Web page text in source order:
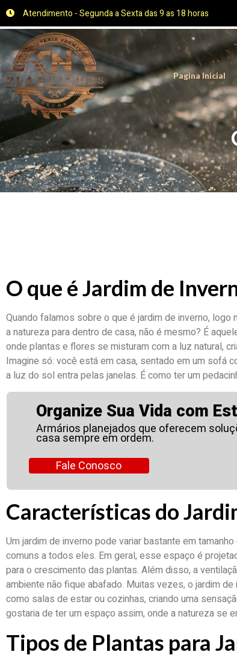
Atendimento - Segunda a Sexta das 9 as 18 horas
Pagina Inicial
O que é Jardim de
Quando falamos sobre o que é jardim de inverno,
a natureza para dentro de casa, não é mesmo? É
onde plantas e flores se misturam com a luz natural,
Imagine só: você está em casa, sentado em um sofá
a luz do sol entra pelas janelas. É como ter um
Organize Sua Vida com
Armários planejados que oferecem
casa sempre em ordem.
Fale Conosco
Características do
Um jardim de inverno pode variar bastante em
comuns a todos eles. Em geral, esse espaço é
para o crescimento das plantas. Além disso, a
ambiente não fique abafado. Muitas vezes, o jardim
como salas de estar ou cozinhas, criando uma
gostaria de ter um espaço assim, onde a natureza se
Tipos de Plantas para